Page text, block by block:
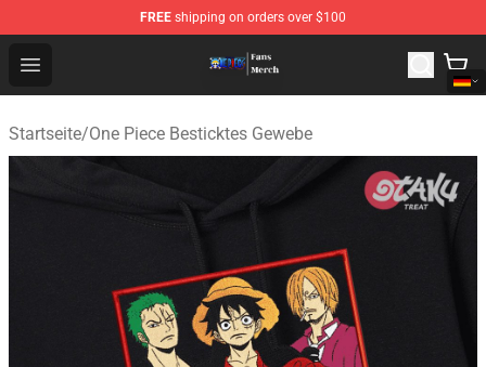
FREE shipping on orders over $100
Open menu
One Piece Store - Official One Piece Merchandise Shop
Startseite/One Piece Besticktes Gewebe